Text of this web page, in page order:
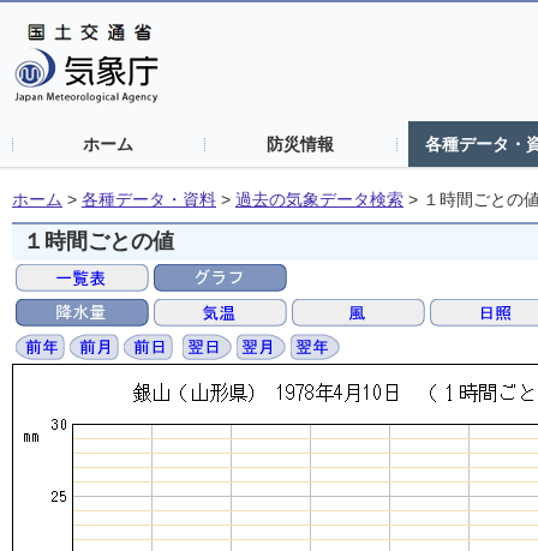
ホーム 防災情報 各種データ・
ホーム > 各種データ・資料 > 過去の気象データ検索 > １時間ごとの
１時間ごとの値